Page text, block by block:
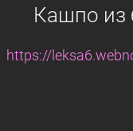
Кашпо из
https://